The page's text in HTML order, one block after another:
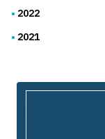
2022
2021